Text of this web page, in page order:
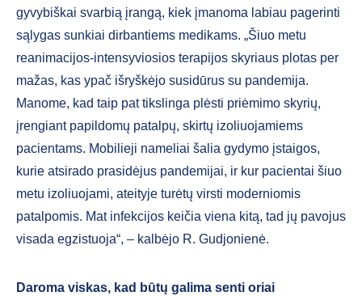
gyvybiškai svarbią įrangą, kiek įmanoma labiau pagerinti
sąlygas sunkiai dirbantiems medikams. „Šiuo metu
reanimacijos-intensyviosios terapijos skyriaus plotas per
mažas, kas ypač išryškėjo susidūrus su pandemija.
Manome, kad taip pat tikslinga plėsti priėmimo skyrių,
įrengiant papildomų patalpų, skirtų izoliuojamiems
pacientams. Mobilieji nameliai šalia gydymo įstaigos,
kurie atsirado prasidėjus pandemijai, ir kur pacientai šiuo
metu izoliuojami, ateityje turėtų virsti moderniomis
patalpomis. Mat infekcijos keičia viena kitą, tad jų pavojus
visada egzistuoja“, – kalbėjo R. Gudjonienė.
Daroma viskas, kad būtų galima senti oriai